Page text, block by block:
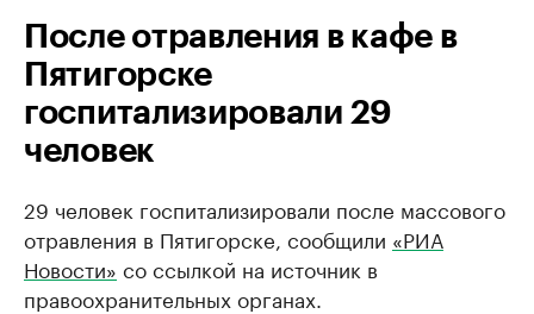
После отравления в кафе в
Пятигорске
госпитализировали 29
человек
29 человек госпитализировали после массового
отравления в Пятигорске, сообщили «РИА
Новости» со ссылкой на источник в
правоохранительных органах.